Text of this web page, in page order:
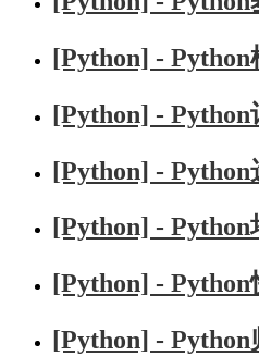
[Python] - Python
[Python] - Python
[Python] - Python
[Python] - Python
[Python] -
[Python] -